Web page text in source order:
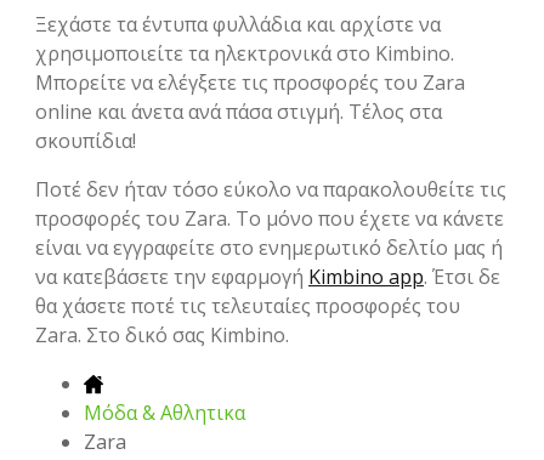
Ξεχάστε τα έντυπα φυλλάδια και αρχίστε να
χρησιμοποιείτε τα ηλεκτρονικά στο Kimbino.
Μπορείτε να ελέγξετε τις προσφορές του Zara
online και άνετα ανά πάσα στιγμή. Τέλος στα
σκουπίδια!
Ποτέ δεν ήταν τόσο εύκολο να παρακολουθείτε τις
προσφορές του Zara. Το μόνο που έχετε να κάνετε
είναι να εγγραφείτε στο ενημερωτικό δελτίο μας ή
να κατεβάσετε την εφαρμογή Kimbino app. Έτσι δε
θα χάσετε ποτέ τις τελευταίες προσφορές του
Zara. Στο δικό σας Kimbino.
Μόδα & Aθλητικα
Zara